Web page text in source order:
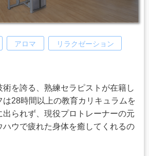
アロマ リラクゼーション
術を誇る、熟練セラピストが在籍し
は28時間以上の教育カリキュラムを
出られず、現役プロトレーナーの元
ハウで疲れた身体を癒してくれるの